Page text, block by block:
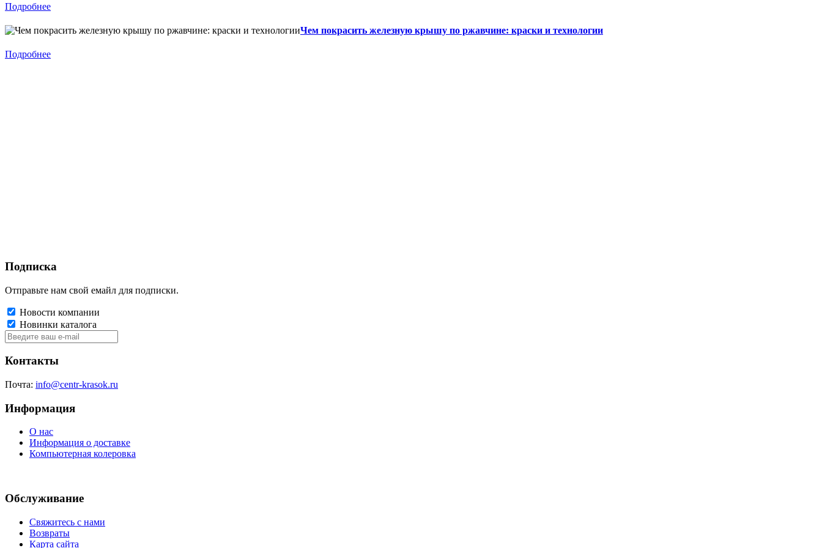
Подробнее
Чем покрасить железную крышу по ржавчине: краски и технологии
Подробнее
Подписка
Отправьте нам свой емайл для подписки.
Новости компании
Новинки каталога
Контакты
Почта: info@centr-krasok.ru
Информация
О нас
Информация о доставке
Компьютерная колеровка
Обслуживание
Свяжитесь с нами
Возвраты
Карта сайта